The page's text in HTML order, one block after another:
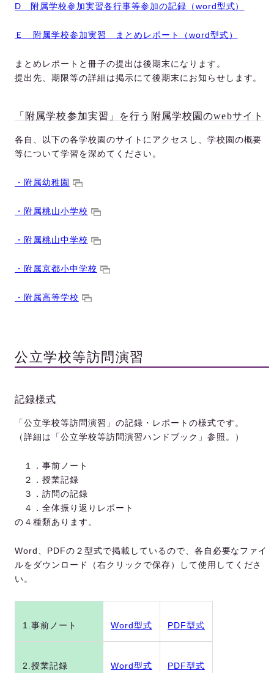
D 附属学校参加実習各行事等参加の記録（word型式）
Ｅ 附属学校参加実習 まとめレポート（word型式）
まとめレポートと冊子の提出は後期末になります。
提出先、期限等の詳細は掲示にて後期末にお知らせします。
「附属学校参加実習」を行う附属学校園のwebサイト
各自、以下の各学校園のサイトにアクセスし、学校園の概要
等について学習を深めてください。
・附属幼稚園
・附属桃山小学校
・附属桃山中学校
・附属京都小中学校
・附属高等学校
公立学校等訪問演習
記録様式
「公立学校等訪問演習」の記録・レポートの様式です。
（詳細は「公立学校等訪問演習ハンドブック」参照。）
１．事前ノート
２．授業記録
３．訪問の記録
４．全体振り返りレポート
の４種類あります。
Word、PDFの２型式で掲載しているので、各自必要なファイ
ルをダウンロード（右クリックで保存）して使用してくださ
い。
1.事前ノート Word型式 PDF型式
2.授業記録 Word型式 PDF型式